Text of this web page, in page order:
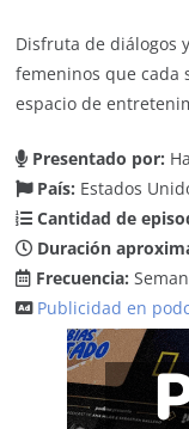
Disfruta de diálogos
femeninos que cada
espacio de
Presentado por:
País: Estados
Cantidad de
Duración
Frecuencia:
Publicidad en